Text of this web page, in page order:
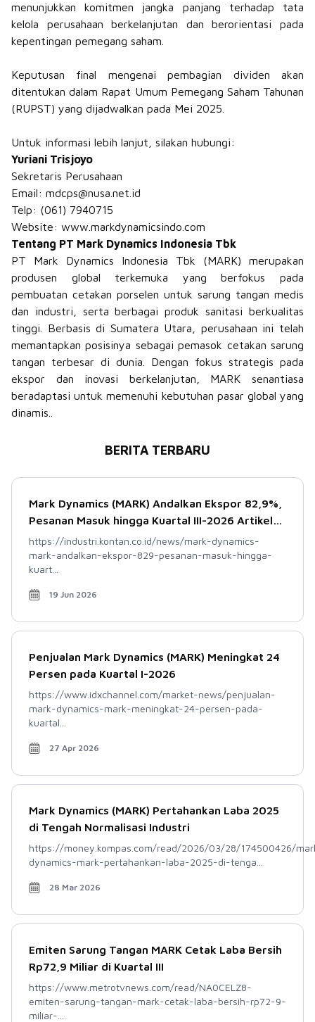
menunjukkan komitmen jangka panjang terhadap tata
kelola perusahaan berkelanjutan dan berorientasi pada
kepentingan pemegang saham.
Keputusan final mengenai pembagian dividen akan
ditentukan dalam Rapat Umum Pemegang Saham Tahunan
(RUPST) yang dijadwalkan pada Mei 2025.​
Untuk informasi lebih lanjut, silakan hubungi:
Yuriani Trisjoyo
Sekretaris Perusahaan
Email: mdcps@nusa.net.id
Telp: (061) 7940715
Website: www.markdynamicsindo.com
Tentang PT Mark Dynamics Indonesia Tbk
PT Mark Dynamics Indonesia Tbk (MARK) merupakan
produsen global terkemuka yang berfokus pada
pembuatan cetakan porselen untuk sarung tangan medis
dan industri, serta berbagai produk sanitasi berkualitas
tinggi. Berbasis di Sumatera Utara, perusahaan ini telah
memantapkan posisinya sebagai pemasok cetakan sarung
tangan terbesar di dunia. Dengan fokus strategis pada
ekspor dan inovasi berkelanjutan, MARK senantiasa
beradaptasi untuk memenuhi kebutuhan pasar global yang
dinamis..
BERITA TERBARU
Mark Dynamics (MARK) Andalkan Ekspor 82,9%,
Pesanan Masuk hingga Kuartal III-2026 Artikel
ini teMark Dynamics (MARK) Andalkan Ekspor
82,9%, Pesanan Masuk hingga Kuartal III-2026
https://industri.kontan.co.id/news/mark-dynamics-
mark-andalkan-ekspor-829-pesanan-masuk-hingga-
kuart...
19 Jun 2026
Penjualan Mark Dynamics (MARK) Meningkat 24
Persen pada Kuartal I-2026
https://www.idxchannel.com/market-news/penjualan-
mark-dynamics-mark-meningkat-24-persen-pada-
kuartal...
27 Apr 2026
Mark Dynamics (MARK) Pertahankan Laba 2025
di Tengah Normalisasi Industri
https://money.kompas.com/read/2026/03/28/174500426/
dynamics-mark-pertahankan-laba-2025-di-tenga...
28 Mar 2026
Emiten Sarung Tangan MARK Cetak Laba Bersih
Rp72,9 Miliar di Kuartal III
https://www.metrotvnews.com/read/NA0CELZ8-
emiten-sarung-tangan-mark-cetak-laba-bersih-rp72-9-
miliar-...